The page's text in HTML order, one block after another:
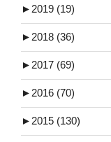
► 2019 (19)
► 2018 (36)
► 2017 (69)
► 2016 (70)
► 2015 (130)